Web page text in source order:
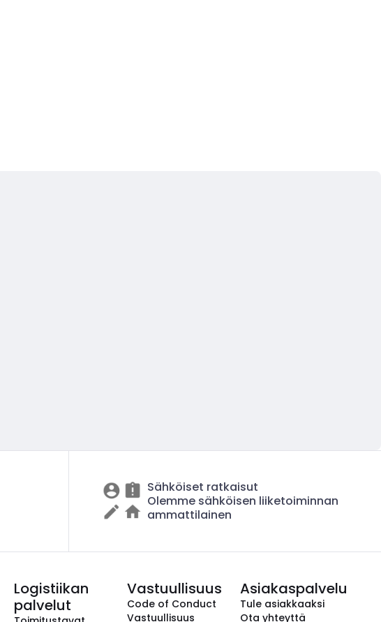
Sähköiset ratkaisut
Olemme sähköisen liiketoiminnan
ammattilainen
Logistiikan
palvelut
Vastuullisuus
Code of Conduct
Vastuullisuus
Asiakaspalvelu
Tule asiakkaaksi
Ota yhteyttä